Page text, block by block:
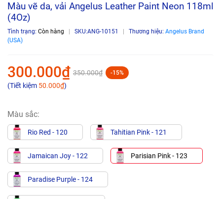
Màu vẽ da, vải Angelus Leather Paint Neon 118ml
(4Oz)
Tình trạng: Còn hàng SKU:ANG-10151 Thương hiệu: Angelus Brand
(USA)
300.000₫ 350.000₫ -15%
(Tiết kiệm 50.000₫)
Màu sắc:
Rio Red - 120 Tahitian Pink - 121
Jamaican Joy - 122 Parisian Pink - 123
Paradise Purple - 124